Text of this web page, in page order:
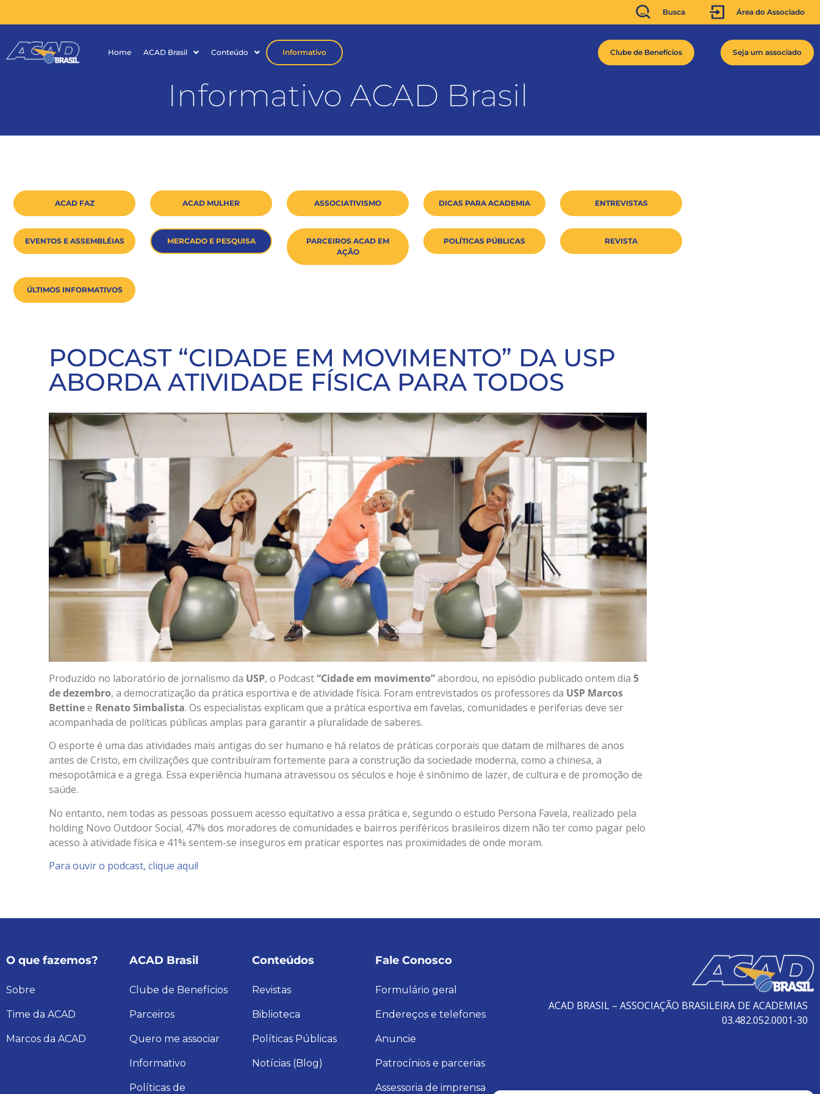
Busca Área do Associado
Home ACAD Brasil Conteúdo Informativo Clube de Benefícios Seja um associado
Informativo ACAD Brasil
ACAD FAZ ACAD MULHER ASSOCIATIVISMO DICAS PARA ACADEMIA ENTREVISTAS
EVENTOS E ASSEMBLÉIAS MERCADO E PESQUISA
PARCEIROS ACAD EM
AÇÃO
POLÍTICAS PÚBLICAS REVISTA
ÚLTIMOS INFORMATIVOS
PODCAST “CIDADE EM MOVIMENTO” DA USP
ABORDA ATIVIDADE FÍSICA PARA TODOS
Produzido no laboratório de jornalismo da USP, o Podcast“Cidade em movimento”abordou, no episódio publicado ontem dia 5
de dezembro, a democratização da prática esportiva e de atividade física. Foram entrevistados os professores da USP Marcos
Bettinee Renato Simbalista. Os especialistas explicam que a prática esportiva em favelas, comunidades e periferias deve ser
acompanhada de políticas públicas amplas para garantir a pluralidade de saberes.
O esporte é uma das atividades mais antigas do ser humano e há relatos de práticas corporais que datam de milhares de anos
antes de Cristo, em civilizações que contribuíram fortemente para a construção da sociedade moderna, como a chinesa, a
mesopotâmica e a grega. Essa experiência humana atravessou os séculos e hoje é sinônimo de lazer, de cultura e de promoção de
saúde.
No entanto, nem todas as pessoas possuem acesso equitativo a essa prática e, segundo o estudo Persona Favela, realizado pela
holding Novo Outdoor Social, 47% dos moradores de comunidades e bairros periféricos brasileiros dizem não ter como pagar pelo
acesso à atividade física e 41% sentem-se inseguros em praticar esportes nas proximidades de onde moram.
Para ouvir o podcast, clique aqui!
O que fazemos?
Sobre
Time da ACAD
Marcos da ACAD
ACAD Brasil
Clube de Benefícios
Parceiros
Quero me associar
Informativo
Políticas de
Conteúdos
Revistas
Biblioteca
Políticas Públicas
Notícias (Blog)
Fale Conosco
Formulário geral
Endereços e telefones
Anuncie
Patrocínios e parcerias
Assessoria de imprensa
ACAD BRASIL – ASSOCIAÇÃO BRASILEIRA DE ACADEMIAS
03.482.052.0001-30